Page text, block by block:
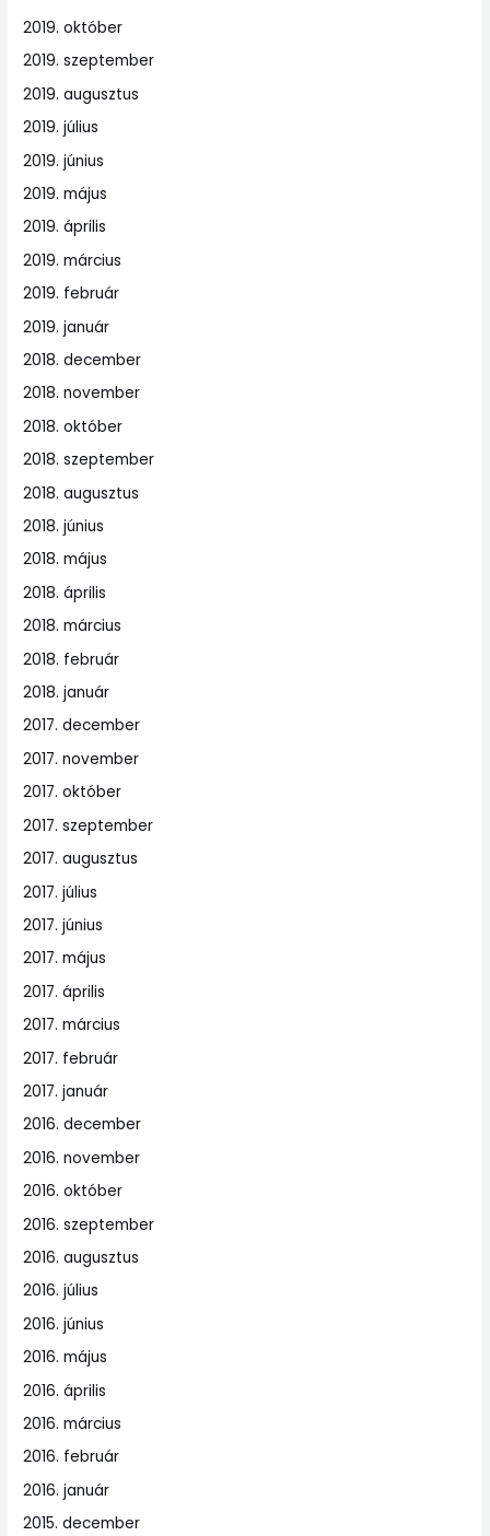
2019. október
2019. szeptember
2019. augusztus
2019. július
2019. június
2019. május
2019. április
2019. március
2019. február
2019. január
2018. december
2018. november
2018. október
2018. szeptember
2018. augusztus
2018. június
2018. május
2018. április
2018. március
2018. február
2018. január
2017. december
2017. november
2017. október
2017. szeptember
2017. augusztus
2017. július
2017. június
2017. május
2017. április
2017. március
2017. február
2017. január
2016. december
2016. november
2016. október
2016. szeptember
2016. augusztus
2016. július
2016. június
2016. május
2016. április
2016. március
2016. február
2016. január
2015. december